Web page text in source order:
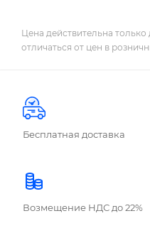
Цена действительна
отличаться от цен в
Бесплатная доставка
Возмещение НДС до 22%